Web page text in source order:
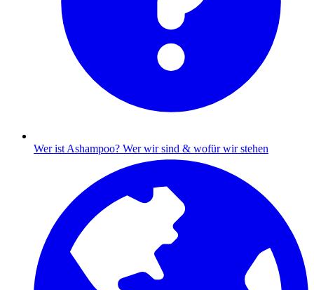
Wer ist Ashampoo? Wer wir sind & wofür wir stehen